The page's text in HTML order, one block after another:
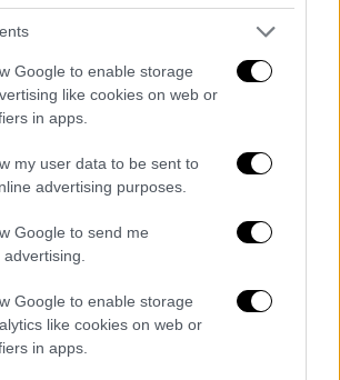
Google to enable storage
like cookies on web or
in apps.
my user data to be sent to
advertising purposes.
Google to send me
Google to enable storage
like cookies on web or
in apps.
να αναφέρεται σε
παρά σε ΑΟΖ, διότι
ότι τα νησιά δεν
Δηλαδή
σαν τα
επιπλέοντα σκάφη ή
πυλώνες στην υφαλοκρηπίδα
Σημειώστε ότι η
υπάρχει αυτομάτως (ipso
να ανακηρυχθεί,
οριοθετηθεί ανάμεσα σε